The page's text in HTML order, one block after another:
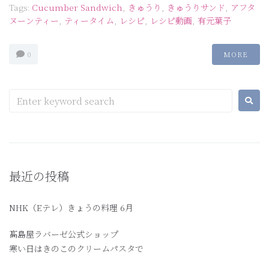
Tags: Cucumber Sandwich きゅうり きゅうりサンド
アフタ
ヌーンティー
ティータイム レシピ レシピ動画 有元葉子
0 MORE
最近の投稿
NHK（Eテレ）きょうの料理 6月
髙島屋ラバーゼ公式ショップ
寒い日はきのこのクリームパスタで